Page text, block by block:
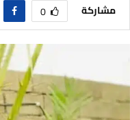
مشاركة 0